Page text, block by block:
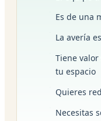
Es de una
La avería
Tiene
tu espacio
Quieres
Necesitas